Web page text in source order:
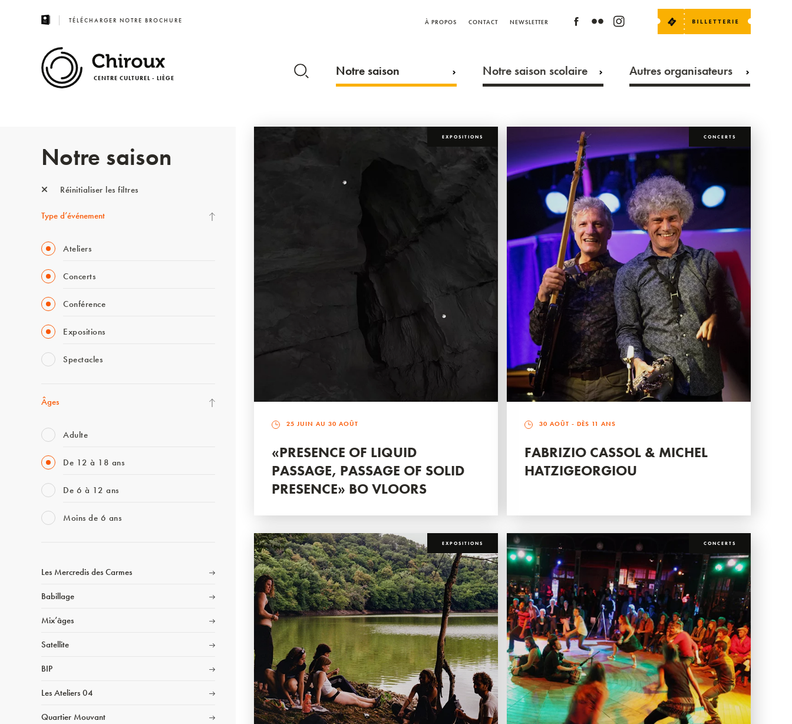
TÉLÉCHARGER NOTRE BROCHURE À PROPOS CONTACT NEWSLETTER
CENTRE CULTUREL - LIÈGE Notre saison Notre saison scolaire Autres organisateurs
Notre saison
Réinitialiser les filtres
Type d’événement
Ateliers
Concerts
Conférence
Expositions
Spectacles
Âges
Adulte
De 12 à 18 ans
De 6 à 12 ans
Moins de 6 ans
Les Mercredis des Carmes
Babillage
Mix’âges
Satellite
BIP
Les Ateliers 04
Quartier Mouvant
EXPOSITIONS
25 JUIN AU 30 AOÛT
«PRESENCE OF LIQUID
PASSAGE, PASSAGE OF SOLID
PRESENCE» BO VLOORS
CONCERTS
30 AOÛT - DÈS 11 ANS
FABRIZIO CASSOL & MICHEL
HATZIGEORGIOU
EXPOSITIONS CONCERTS